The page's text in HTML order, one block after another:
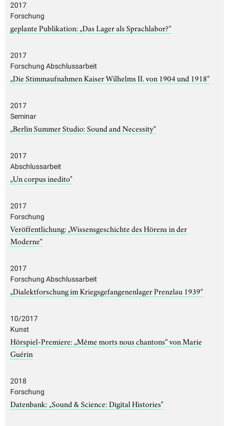
2017
Forschung
geplante Publikation: „Das Lager als Sprachlabor?“
2017
Forschung Abschlussarbeit
„Die Stimmaufnahmen Kaiser Wilhelms II. von 1904 und 1918“
2017
Seminar
„Berlin Summer Studio: Sound and Necessity“
2017
Abschlussarbeit
„Un corpus inedito"
2017
Forschung
Veröffentlichung: „Wissensgeschichte des Hörens in der
Moderne“
2017
Forschung Abschlussarbeit
„Dialektforschung im Kriegsgefangenenlager Prenzlau 1939“
10/2017
Kunst
Hörspiel-Premiere: „Même morts nous chantons“ von Marie
Guérin
2018
Forschung
Datenbank: „Sound & Science: Digital Histories"